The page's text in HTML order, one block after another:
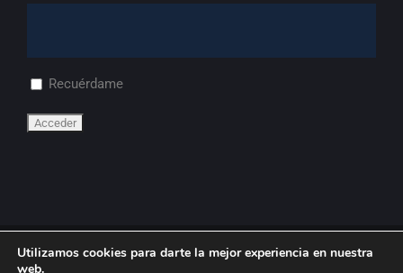
Recuérdame
2026 | FdA
Utilizamos cookies para darte la mejor experiencia en nuestra
web.